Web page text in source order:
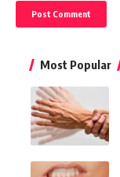
Most Popular